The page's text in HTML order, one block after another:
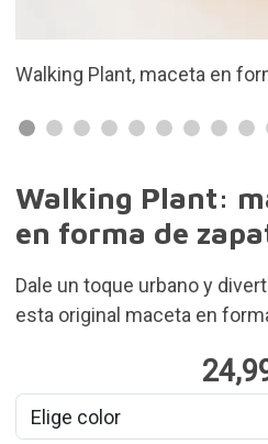
Dale un toque de estilo a
Walking Plant:
en forma de
Dale un toque urbano y
esta original maceta en